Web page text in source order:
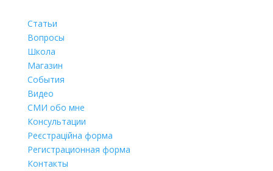
Статьи
Вопросы
Школа
Магазин
События
Видео
СМИ обо мне
Консультации
Реєстраційна форма
Регистрационная форма
Контакты